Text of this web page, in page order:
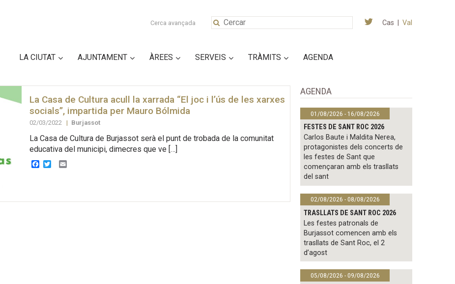
Cerca avançada Cas Val
LA CIUTAT AJUNTAMENT ÀREES SERVEIS TRÀMITS AGENDA
La Casa de Cultura acull la xarrada “El joc i l’ús de les xarxes
socials”, impartida per Mauro Bólmida
02/03/2022 | Burjassot
La Casa de Cultura de Burjassot serà el punt de trobada de la comunitat
educativa del municipi, dimecres que ve […]
Facebook
TwitterEmail
AGENDA
01/08/2026 - 16/08/2026
FESTES DE SANT ROC 2026
Carlos Baute i Maldita Nerea,
protagonistes dels concerts de
les festes de Sant que
començaran amb els trasllats
del sant
02/08/2026 - 08/08/2026
TRASLLATS DE SANT ROC 2026
Les festes patronals de
Burjassot comencen amb els
trasllats de Sant Roc, el 2
d’agost
05/08/2026 - 09/08/2026